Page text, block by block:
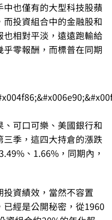
也僅有的大型科技股蘋
投資組合中的金融股和
相對平淡，遠遠跑輸給
零報酬，而標普在同期
可口可樂、美國銀行和
季，這四大持倉的漲跌
、1.66%，同期內，
資績效，當然不容置
經是公開秘密，從1960